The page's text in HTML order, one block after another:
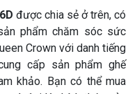
được chia sẻ ở trên, có
phẩm chăm sóc sức
Crown với danh tiếng
cấp sản phẩm ghế
khảo. Bạn có thể mua